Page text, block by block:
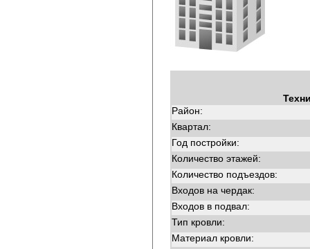
Район:
Квартал:
Год постройки:
Количество этажей:
Количество подъездов:
Входов на чердак:
Входов в подвал:
Тип кровли:
Материал кровли: